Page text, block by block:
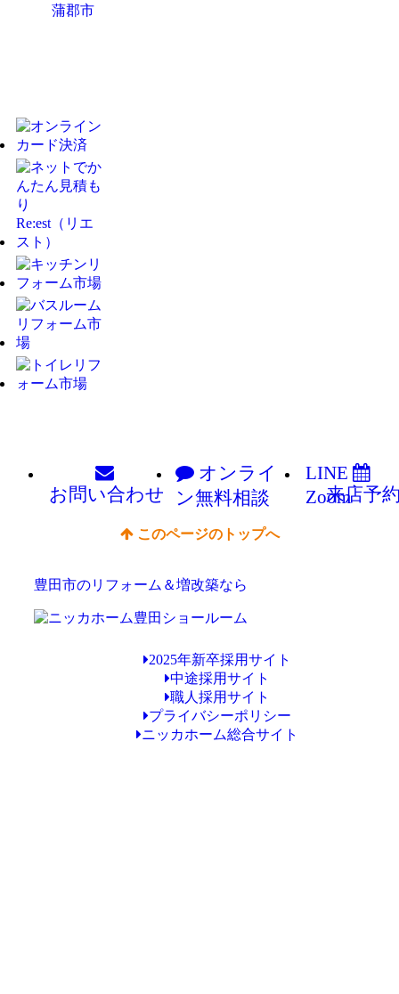
蒲郡市
お問い合わせ
オンライ
ン無料相談
LINE
Zoom
来店予
このページのトップへ
豊田市のリフォーム＆増改築なら
2025年新卒採用サイト
中途採用サイト
職人採用サイト
プライバシーポリシー
ニッカホーム総合サイト